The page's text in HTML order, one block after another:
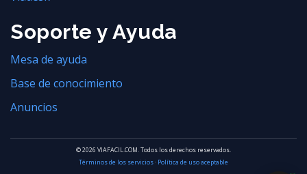
Soporte y Ayuda
Mesa de ayuda
Base de conocimiento
Anuncios
© 2026 VIAFACIL.COM. Todos los derechos reservados.
Términos de los servicios· Política de uso aceptable